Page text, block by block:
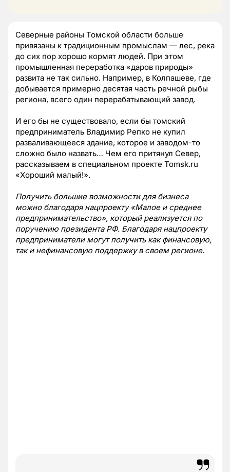
Северные районы Томской области больше
привязаны к традиционным промыслам — лес, река
до сих пор хорошо кормят людей. При этом
промышленная переработка «даров природы»
развита не так сильно. Например, в Колпашеве, где
добывается примерно десятая часть речной рыбы
региона, всего один перерабатывающий завод.
И его бы не существовало, если бы томский
предприниматель Владимир Репко не купил
разваливающееся здание, которое и заводом-то
сложно было назвать… Чем его притянул Север,
рассказываем в специальном проекте Tomsk.ru
«Хороший малый!».
Получить большие возможности для бизнеса
можно благодаря нацпроекту «Малое и среднее
предпринимательство», который реализуется по
поручению президента РФ. Благодаря нацпроекту
предприниматели могут получить как финансовую,
так и нефинансовую поддержку в своем регионе.